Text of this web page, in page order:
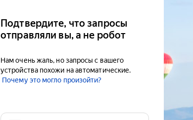
Подтвердите, что запросы
отправляли вы, а не робот
Нам очень жаль, но запросы с вашего
устройства похожи на автоматические.
Почему это могло произойти?